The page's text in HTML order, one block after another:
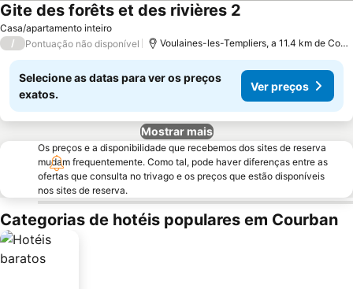
Casa/apartamento inteiro
Gite des forêts et des rivières 2
/ Pontuação não disponível Voulaines-les-Templiers, a 11.4 km de
Selecione as datas para ver os preços
exatos.
Ver preços
Mostrar mais
Os preços e a disponibilidade que recebemos dos sites de reserva
mudam frequentemente. Como tal, pode haver diferenças entre as
ofertas que consulta no trivago e os preços que estão disponíveis
nos sites de reserva.
Categorias de hotéis populares em Courban